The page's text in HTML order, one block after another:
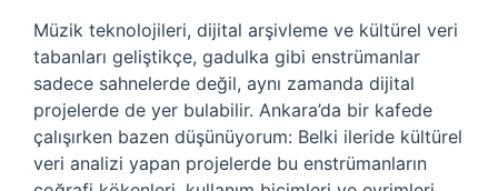
Müzik teknolojileri, dijital arşivleme ve kültürel veri
tabanları geliştikçe, gadulka gibi enstrümanlar
sadece sahnelerde değil, aynı zamanda dijital
projelerde de yer bulabilir. Ankara’da bir kafede
çalışırken bazen düşünüyorum: Belki ileride kültürel
veri analizi yapan projelerde bu enstrümanların